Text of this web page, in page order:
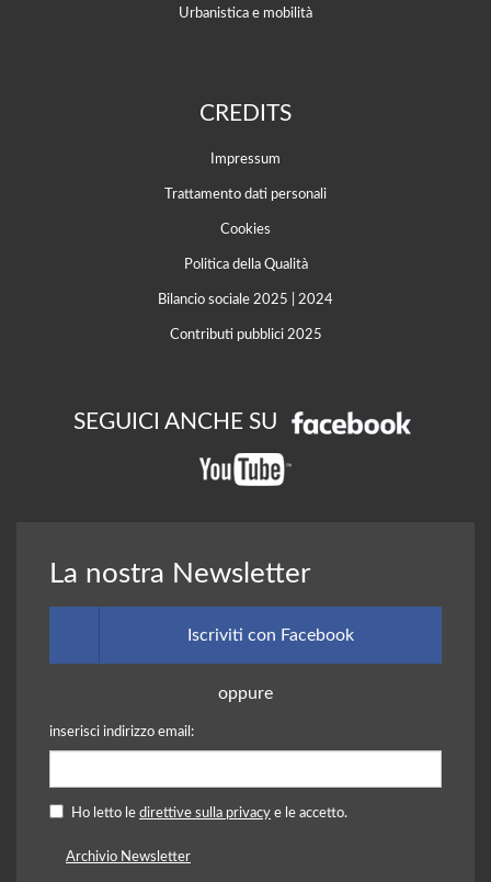
Urbanistica e mobilità
CREDITS
Impressum
Trattamento dati personali
Cookies
Politica della Qualità
Bilancio sociale 2025 2024
Contributi pubblici 2025
SEGUICI ANCHE SU
La nostra Newsletter
Iscriviti con Facebook
oppure
inserisci indirizzo email:
Ho letto le direttive sulla privacy e le accetto.
Archivio Newsletter